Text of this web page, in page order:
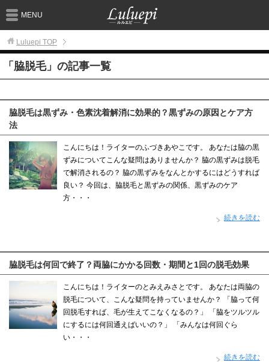
MENU
Luluepi TOP
「脇脱毛」の記事一覧
脇脱毛は黒ずみ・色素沈着解消に効果的？黒ずみの原因とケア方
法
こんにちは！ライターのふづきあやこです。 あなたは脇の黒
ずみについてこんな疑問はありませんか？ 脇の黒ずみは脱毛
で解消されるの？ 脇の黒ずみをなんとかするにはどうすれば
良い？ 今回は、脇脱毛と黒ずみの関係、黒ずみのケア
方・・・
続きを読む
脇脱毛は何回で終了？両脇にかかる回数・期間と1回の脱毛効果
こんにちは！ライターのとみえみさとです。 あなたは両脇の
脱毛について、こんな疑問を持っていませんか？ 「脇って何
回脱毛すれば、毛が生えてこなくなるの？」 「脇をツルツル
にするには何回通えばいいの？」 「みんなは何回ぐら
い・・・
続きを読む